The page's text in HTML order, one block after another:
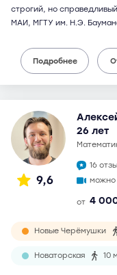
строгий, но
МАИ, МГТУ им. Н.Э.
Подробнее
9,6
26 лет
16
можно
от 4
Новые Черёмушки
Новаторская 10